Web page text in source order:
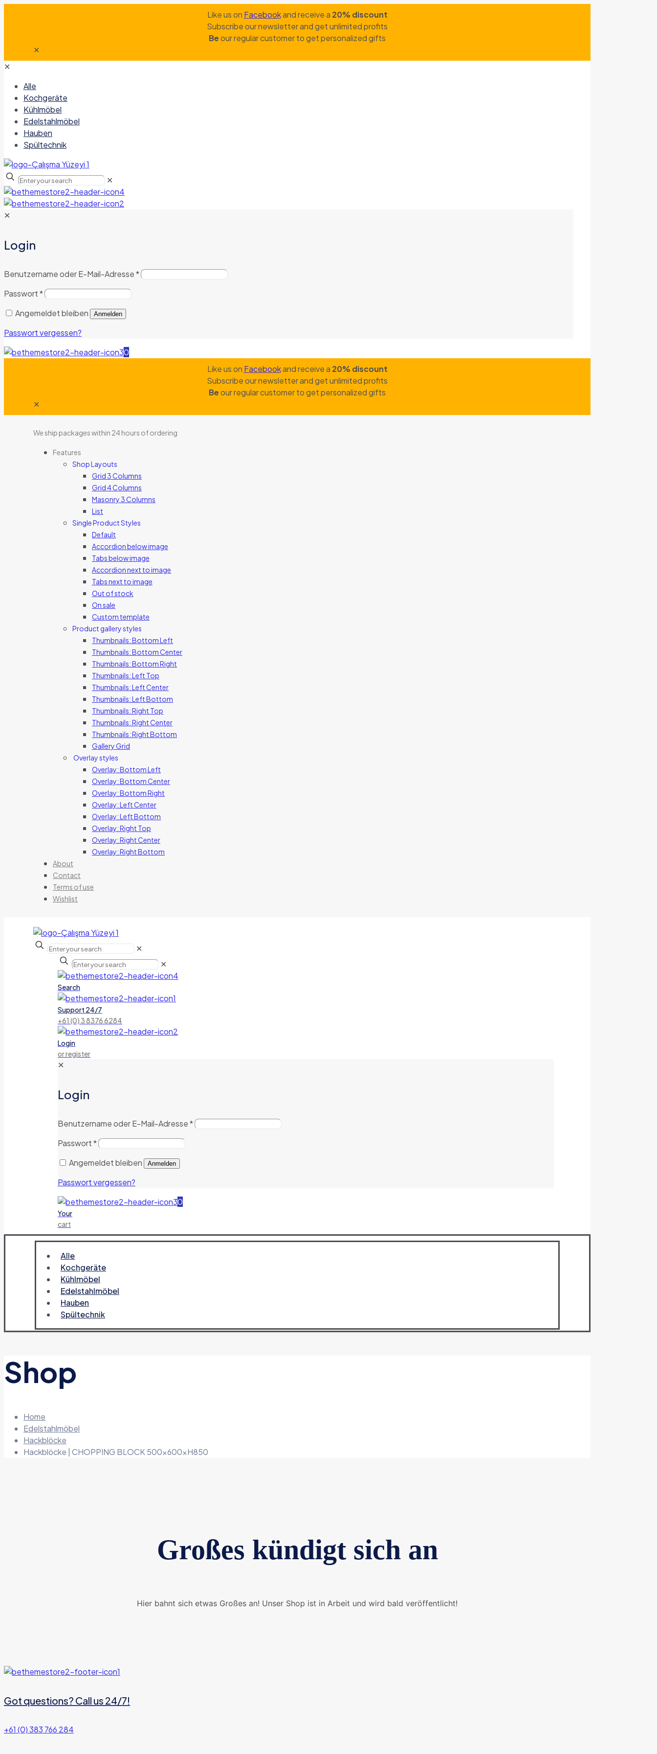
Like us on Facebookand receive a 20% discount
Subscribe our newsletter and get unlimited profits
Beour regular customer to get personalized gifts
✕
✕
Alle
Kochgeräte
Kühlmöbel
Edelstahlmöbel
Hauben
Spültechnik
✕
✕
Login
Benutzername oder E-Mail-Adresse*
Passwort*
Angemeldet bleiben
Anmelden
Passwort vergessen?
0
Like us on Facebookand receive a 20% discount
Subscribe our newsletter and get unlimited profits
Beour regular customer to get personalized gifts
✕
We ship packages within 24 hours of ordering
Features
Shop Layouts
Grid 3 Columns
Grid 4 Columns
Masonry 3 Columns
List
Single Product Styles
Default
Accordion below image
Tabs below image
Accordion next to image
Tabs next to image
Out of stock
On sale
Custom template
Product gallery styles
Thumbnails: Bottom Left
Thumbnails: Bottom Center
Thumbnails: Bottom Right
Thumbnails: Left Top
Thumbnails: Left Center
Thumbnails: Left Bottom
Thumbnails: Right Top
Thumbnails: Right Center
Thumbnails: Right Bottom
Gallery Grid
Overlay styles
Overlay: Bottom Left
Overlay: Bottom Center
Overlay: Bottom Right
Overlay: Left Center
Overlay: Left Bottom
Overlay: Right Top
Overlay: Right Center
Overlay: Right Bottom
About
Contact
Terms of use
Wishlist
✕
✕
Search
Support 24/7
+61 (0) 3 8376 6284
Login
or register
✕
Login
Benutzername oder E-Mail-Adresse*
Passwort*
Angemeldet bleiben
Anmelden
Passwort vergessen?
0
Your
cart
Alle
Kochgeräte
Kühlmöbel
Edelstahlmöbel
Hauben
Spültechnik
Shop
Home
Edelstahlmöbel
Hackblöcke
Hackblöcke | CHOPPING BLOCK 500x600xH850
Großes kündigt sich an
Hier bahnt sich etwas Großes an! Unser Shop ist in Arbeit und wird bald veröffentlicht!
Got questions? Call us 24/7!
+61 (0) 383 766 284